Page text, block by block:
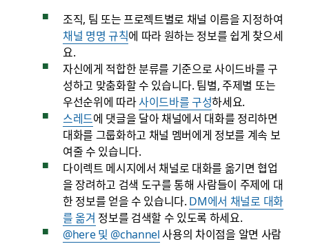
조직, 팀 또는 프로젝트별로 채널 이름을 지정하여
채널 명명 규칙에 따라 원하는 정보를 쉽게 찾으세
요.
자신에게 적합한 분류를 기준으로 사이드바를 구
성하고 맞춤화할 수 있습니다. 팀별, 주제별 또는
우선순위에 따라사이드바를 구성하세요.
스레드에 댓글을 달아 채널에서 대화를 정리하면
대화를 그룹화하고 채널 멤버에게 정보를 계속 보
여줄 수 있습니다.
다이렉트 메시지에서 채널로 대화를 옮기면 협업
을 장려하고 검색 도구를 통해 사람들이 주제에 대
한 정보를 얻을 수 있습니다. DM에서 채널로 대화
를 옮겨 정보를 검색할 수 있도록 하세요.
@here 및 @channel사용의 차이점을 알면 사람